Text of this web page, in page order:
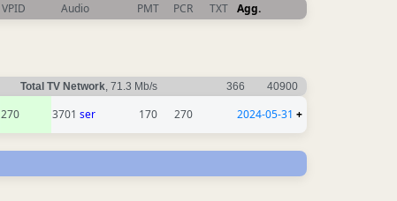
VPID Audio PMT PCR TXT Agg.
Total TV Network, 71.3 Mb/s 366 40900
270 3701 ser 170 270 2024-05-31 +